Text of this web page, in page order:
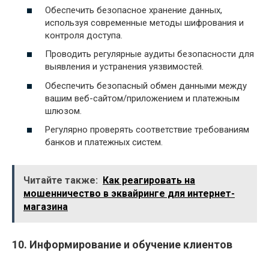
Обеспечить безопасное хранение данных,
используя современные методы шифрования и
контроля доступа.
Проводить регулярные аудиты безопасности для
выявления и устранения уязвимостей.
Обеспечить безопасный обмен данными между
вашим веб-сайтом/приложением и платежным
шлюзом.
Регулярно проверять соответствие требованиям
банков и платежных систем.
Читайте также: Как реагировать на
мошенничество в эквайринге для интернет-
магазина
10. Информирование и обучение клиентов